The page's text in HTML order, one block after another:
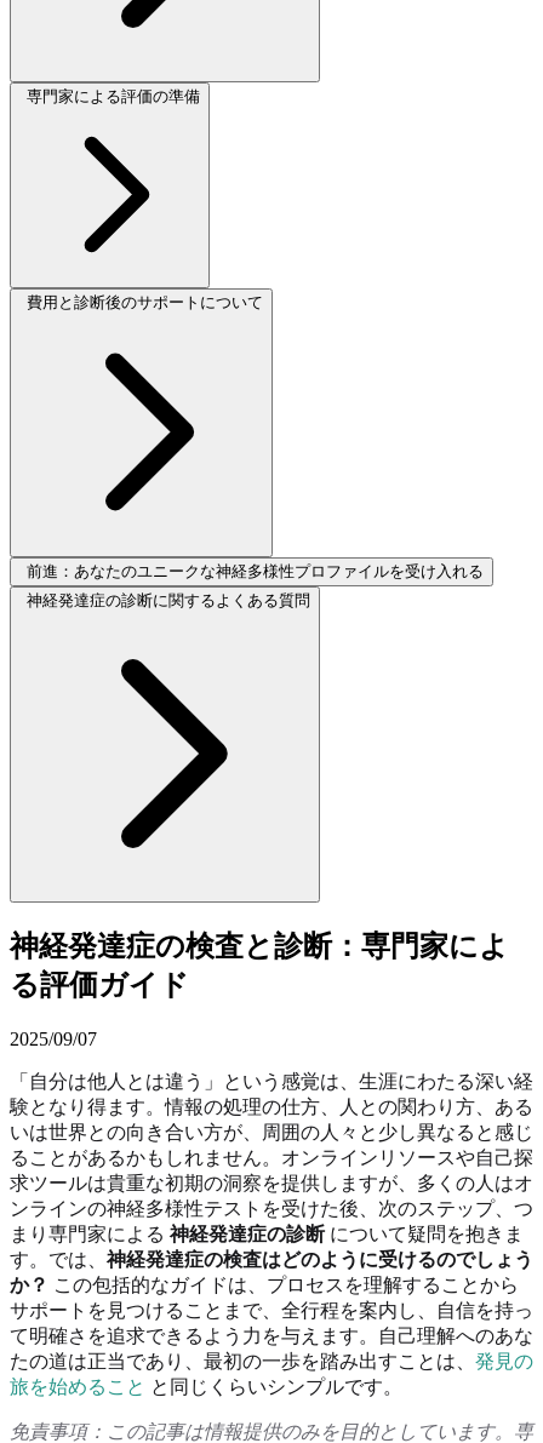
専門家による評価の準備
費用と診断後のサポートについて
前進：あなたのユニークな神経多様性プロファイルを受け入れる
神経発達症の診断に関するよくある質問
神経発達症の検査と診断：専門家によ
る評価ガイド
2025/09/07
「自分は他人とは違う」という感覚は、生涯にわたる深い経
験となり得ます。情報の処理の仕方、人との関わり方、ある
いは世界との向き合い方が、周囲の人々と少し異なると感じ
ることがあるかもしれません。オンラインリソースや自己探
求ツールは貴重な初期の洞察を提供しますが、多くの人はオ
ンラインの神経多様性テストを受けた後、次のステップ、つ
まり専門家による 神経発達症の診断について疑問を抱きま
す。では、 神経発達症の検査はどのように受けるのでしょう
か？ この包括的なガイドは、プロセスを理解することから
サポートを見つけることまで、全行程を案内し、自信を持っ
て明確さを追求できるよう力を与えます。自己理解へのあな
たの道は正当であり、最初の一歩を踏み出すことは、 発見の
旅を始めること と同じくらいシンプルです。
免責事項：この記事は情報提供のみを目的としています。専